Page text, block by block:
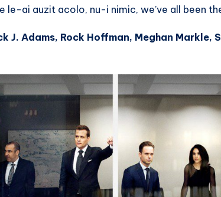
le-ai auzit acolo, nu-i nimic, we’ve all been
J. Adams, Rock Hoffman, Meghan Markle,